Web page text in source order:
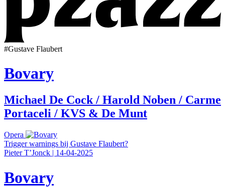
#Gustave Flaubert
Bovary
Michael De Cock / Harold Noben / Carme
Portaceli / KVS & De Munt
Opera
Trigger warnings bij Gustave Flaubert?
Pieter T’Jonck | 14-04-2025
Bovary